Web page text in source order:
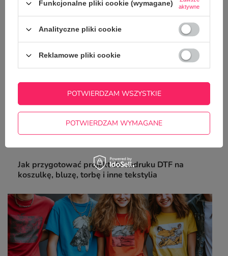
poradnik
Jak przygotować projekt do nadruku DTF na
koszulkę, bluzę, torbę i inne tekstylia
Funkcjonalne pliki cookie (wymagane)
aktywne
Analityczne pliki cookie
Reklamowe pliki cookie
POTWIERDZAM WYMAGANE
POTWIERDZAM WSZYSTKIE